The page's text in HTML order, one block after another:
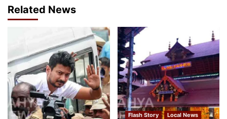
Related News
Flash Story
Local News